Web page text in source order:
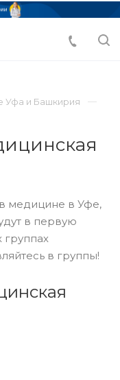
Уфа и Башкирия
медицине в Уфе,
в первую
группах
в группы!